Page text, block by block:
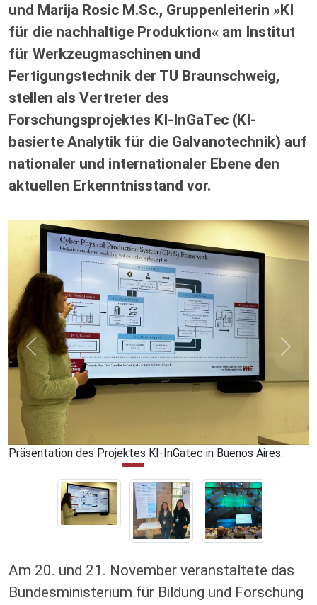
und Marija Rosic M.Sc., Gruppenleiterin »KI
für die nachhaltige Produktion« am Institut
für Werkzeugmaschinen und
Fertigungstechnik der TU Braunschweig,
stellen als Vertreter des
Forschungsprojektes KI-InGaTec (KI-
basierte Analytik für die Galvanotechnik) auf
nationaler und internationaler Ebene den
aktuellen Erkenntnisstand vor.
Präsentation des Projektes KI-InGatec in Buenos Aires.
Am 20. und 21. November veranstaltete das
Bundesministerium für Bildung und Forschung